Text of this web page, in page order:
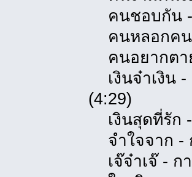
คนชอบกัน -
คนหลอกคน
คนอยากตาย
เงินจ๋าเงิน -
(4:29)
เงินสุดที่รัก -
จำใจจาก -
เจ๊จ๋าเจ๊ - กา